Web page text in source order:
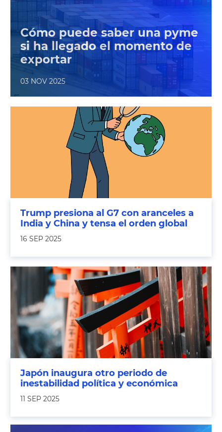
sorprendentemente efectiva de abrir
mercados exteriores sin salir de España.
Cómo puede saber una pyme
si ha llegado el momento de
exportar
03 NOV 2025
Trump presiona al G7 con aranceles a
India y China y tensa el orden global
16 SEP 2025
Japón inaugura otro periodo de
inestabilidad política y económica
11 SEP 2025